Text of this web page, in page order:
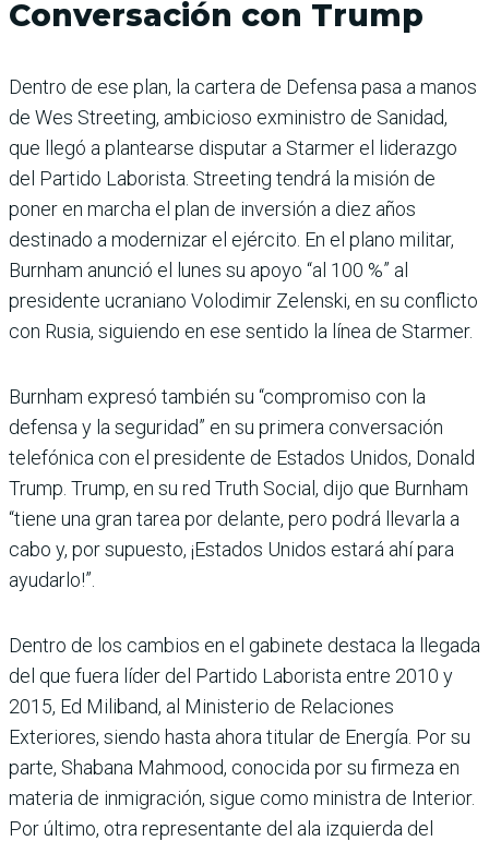
Conversación con Trump
Dentro de ese plan, la cartera de Defensa pasa a manos
de Wes Streeting, ambicioso exministro de Sanidad,
que llegó a plantearse disputar a Starmer el liderazgo
del Partido Laborista. Streeting tendrá la misión de
poner en marcha el plan de inversión a diez años
destinado a modernizar el ejército. En el plano militar,
Burnham anunció el lunes su apoyo “al 100 %” al
presidente ucraniano Volodimir Zelenski, en su conflicto
con Rusia, siguiendo en ese sentido la línea de Starmer.
Burnham expresó también su “compromiso con la
defensa y la seguridad” en su primera conversación
telefónica con el presidente de Estados Unidos, Donald
Trump. Trump, en su red Truth Social, dijo que Burnham
“tiene una gran tarea por delante, pero podrá llevarla a
cabo y, por supuesto, ¡Estados Unidos estará ahí para
ayudarlo!”.
Dentro de los cambios en el gabinete destaca la llegada
del que fuera líder del Partido Laborista entre 2010 y
2015, Ed Miliband, al Ministerio de Relaciones
Exteriores, siendo hasta ahora titular de Energía. Por su
parte, Shabana Mahmood, conocida por su firmeza en
materia de inmigración, sigue como ministra de Interior.
Por último, otra representante del ala izquierda del